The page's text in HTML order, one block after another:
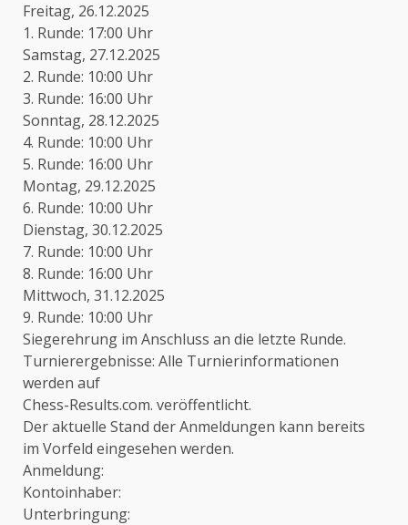
Freitag, 26.12.2025
1. Runde: 17:00 Uhr
Samstag, 27.12.2025
2. Runde: 10:00 Uhr
3. Runde: 16:00 Uhr
Sonntag, 28.12.2025
4. Runde: 10:00 Uhr
5. Runde: 16:00 Uhr
Montag, 29.12.2025
6. Runde: 10:00 Uhr
Dienstag, 30.12.2025
7. Runde: 10:00 Uhr
8. Runde: 16:00 Uhr
Mittwoch, 31.12.2025
9. Runde: 10:00 Uhr
Siegerehrung im Anschluss an die letzte Runde.
Turnierergebnisse: Alle Turnierinformationen
werden auf
Chess-Results.com. veröffentlicht.
Der aktuelle Stand der Anmeldungen kann bereits
im Vorfeld eingesehen werden.
Anmeldung:
Kontoinhaber:
Unterbringung: